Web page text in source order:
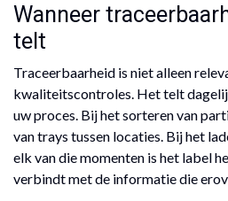
Wanneer
telt
Traceerbaarheid is niet alleen
kwaliteitscontroles. Het telt
uw proces. Bij het sorteren van
van trays tussen locaties. Bij het
elk van die momenten is het label
verbindt met de informatie die